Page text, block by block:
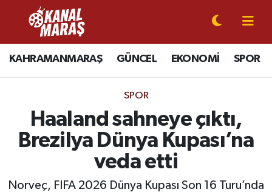
KAHRAMANMARAŞ GÜNCEL EKONOMİ SPOR
SPOR
Haaland sahneye çıktı,
Brezilya Dünya Kupası’na
veda etti
Norveç, FIFA 2026 Dünya Kupası Son 16 Turu’nda
CANLI YAYIN
KAHRAMANMARAŞ
SPOR
Kahramanmaraş Nöbetçi Eczaneler
Kahramanmaraş Hava Durumu
Kahramanmaraş Trafik Yoğunluk Haritası
Süper Lig Puan Durumu ve Fikstür